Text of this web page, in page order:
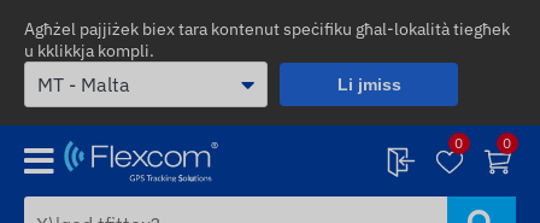
Agħżel pajjiżek biex tara kontenut speċifiku għal-lokalità tiegħek
u kklikkja kompli.
Li jmiss
0 0